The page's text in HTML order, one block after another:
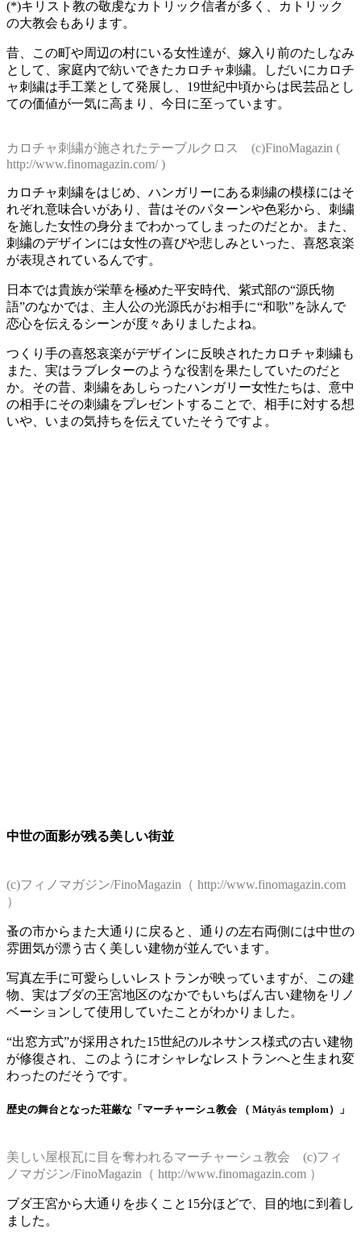
(*)キリスト教の敬虔なカトリック信者が多く、カトリック
の大教会もあります。
昔、この町や周辺の村にいる女性達が、嫁入り前のたしなみ
として、家庭内で紡いできたカロチャ刺繍。しだいにカロチ
ャ刺繍は手工業として発展し、19世紀中頃からは民芸品とし
ての価値が一気に高まり、今日に至っています。
カロチャ刺繍が施されたテーブルクロス (c)FinoMagazin (
http://www.finomagazin.com/ )
カロチャ刺繍をはじめ、ハンガリーにある刺繍の模様にはそ
れぞれ意味合いがあり、昔はそのパターンや色彩から、刺繍
を施した女性の身分までわかってしまったのだとか。また、
刺繍のデザインには女性の喜びや悲しみといった、喜怒哀楽
が表現されているんです。
日本では貴族が栄華を極めた平安時代、紫式部の“源氏物
語”のなかでは、主人公の光源氏がお相手に“和歌”を詠んで
恋心を伝えるシーンが度々ありましたよね。
つくり手の喜怒哀楽がデザインに反映されたカロチャ刺繍も
また、実はラブレターのような役割を果たしていたのだと
か。その昔、刺繍をあしらったハンガリー女性たちは、意中
の相手にその刺繍をプレゼントすることで、相手に対する想
いや、いまの気持ちを伝えていたそうですよ。
中世の面影が残る美しい街並
(c)フィノマガジン/FinoMagazin（ http://www.finomagazin.com
）
蚤の市からまた大通りに戻ると、通りの左右両側には中世の
雰囲気が漂う古く美しい建物が並んでいます。
写真左手に可愛らしいレストランが映っていますが、この建
物、実はブダの王宮地区のなかでもいちばん古い建物をリノ
ベーションして使用していたことがわかりました。
“出窓方式”が採用された15世紀のルネサンス様式の古い建物
が修復され、このようにオシャレなレストランへと生まれ変
わったのだそうです。
歴史の舞台となった荘厳な「マーチャーシュ教会 （ Mátyás templom）」
美しい屋根瓦に目を奪われるマーチャーシュ教会 (c)フィ
ノマガジン/FinoMagazin（ http://www.finomagazin.com ）
ブダ王宮から大通りを歩くこと15分ほどで、目的地に到着し
ました。